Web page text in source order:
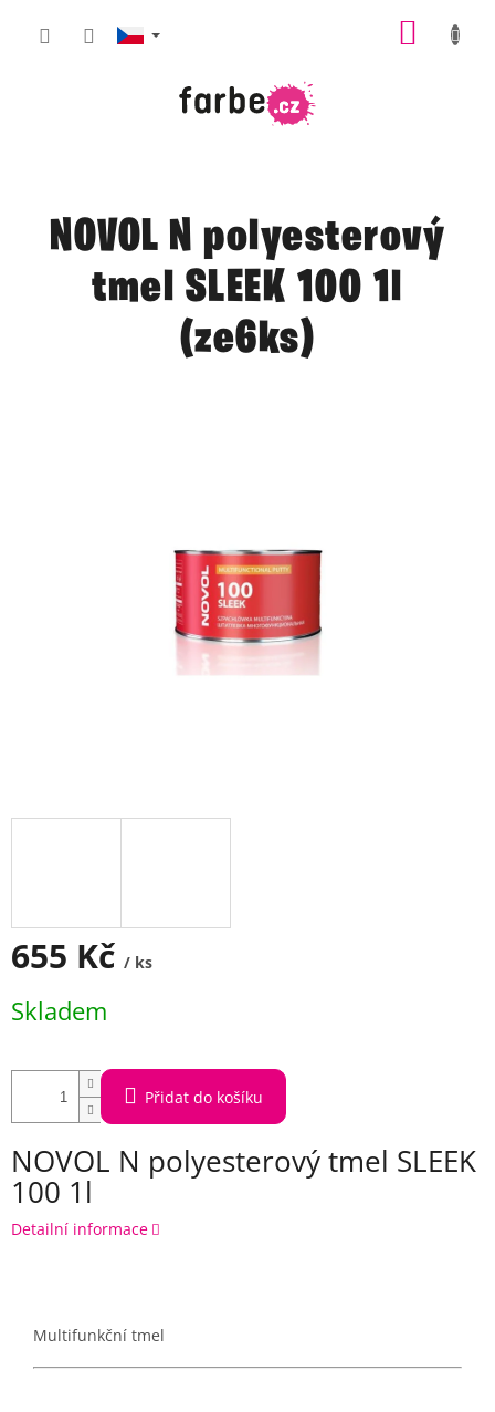
NOVOL N polyesterový
tmel SLEEK 100 1l
(ze6ks)
655 Kč / ks
cena:
Skladem
Přidat do košíku
NOVOL N polyesterový tmel SLEEK
100 1l
Detailní informace
Multifunkční tmel